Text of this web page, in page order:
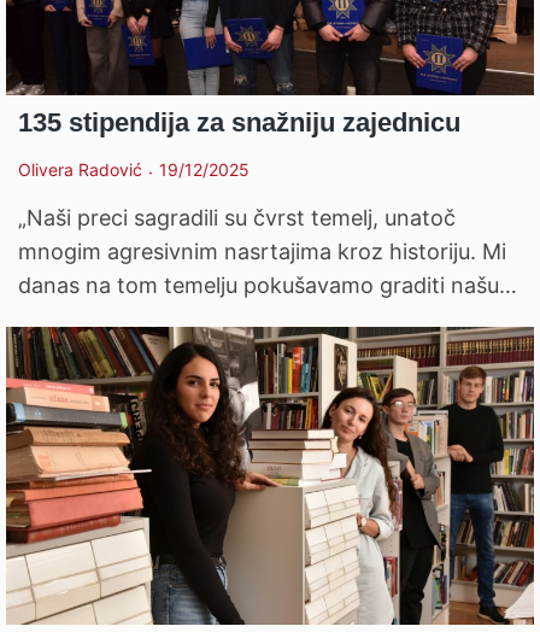
135 stipendija za snažniju zajednicu
Olivera Radović 19/12/2025
„Naši preci sagradili su čvrst temelj, unatoč
mnogim agresivnim nasrtajima kroz historiju. Mi
danas na tom temelju pokušavamo graditi našu…